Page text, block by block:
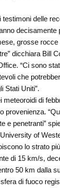
testimoni delle
grosse
dicchiara Bill
“Ci sono
che
Stati Uniti”.
meteoroidi di
provenienza.
e penetranti”
of
lo strato
di 15 km/s,
50 km dalla
di fuoco